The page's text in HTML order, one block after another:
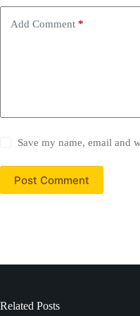
Add Comment *
Save my name, email and
Post Comment
Related Posts